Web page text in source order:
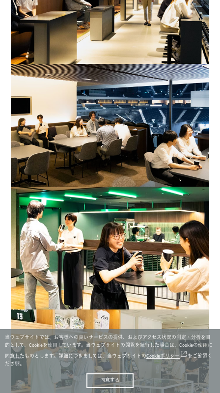
当ウェブサイトでは、お客様への良いサービスの提供、およびアクセス状況の測定・分析を目
的として、Cookieを使用しています。当ウェブサイトの閲覧を続行した場合は、Cookieの使用に
同意したものとします。詳細につきましては、当ウェブサイトのCookieポリシー
をご確認く
ださい。
同意する